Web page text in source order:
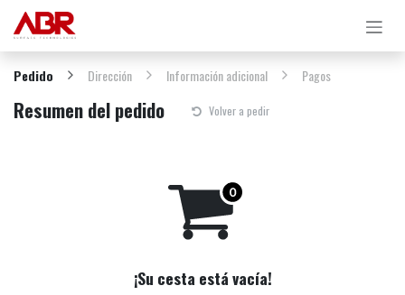
Ir al contenido
Pedido Dirección Información adicional Pagos
Resumen del pedido Volver a pedir
¡Su cesta está vacía!